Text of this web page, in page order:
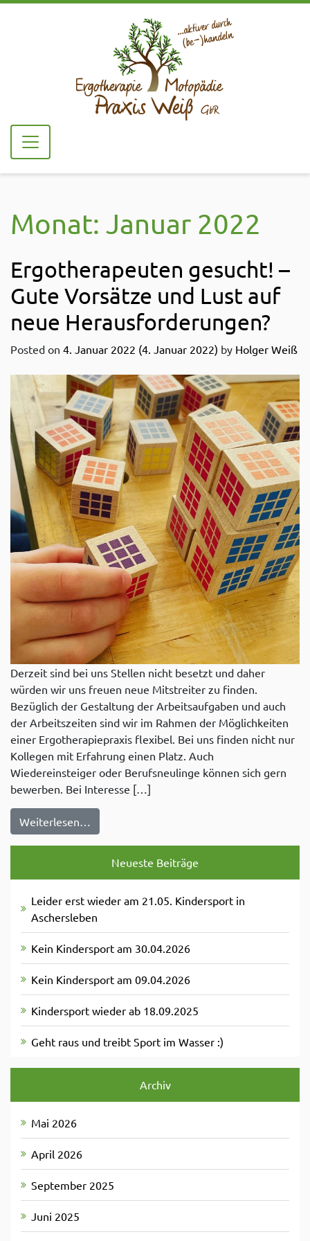
Monat: Januar 2022
Ergotherapeuten gesucht! –
Gute Vorsätze und Lust auf
neue Herausforderungen?
Posted on 4. Januar 2022 (4. Januar 2022) by Holger Weiß
Derzeit sind bei uns Stellen nicht besetzt und daher
würden wir uns freuen neue Mitstreiter zu finden.
Bezüglich der Gestaltung der Arbeitsaufgaben und auch
der Arbeitszeiten sind wir im Rahmen der Möglichkeiten
einer Ergotherapiepraxis flexibel. Bei uns finden nicht nur
Kollegen mit Erfahrung einen Platz. Auch
Wiedereinsteiger oder Berufsneulinge können sich gern
bewerben. Bei Interesse […]
Weiterlesen…
Neueste Beiträge
Leider erst wieder am 21.05. Kindersport in
Aschersleben
Kein Kindersport am 30.04.2026
Kein Kindersport am 09.04.2026
Kindersport wieder ab 18.09.2025
Geht raus und treibt Sport im Wasser :)
Archiv
Mai 2026
April 2026
September 2025
Juni 2025